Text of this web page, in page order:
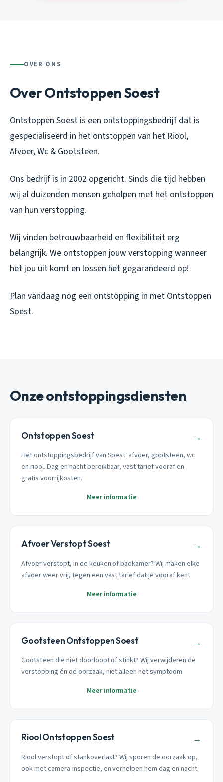
OVER ONS
Over Ontstoppen Soest
Ontstoppen Soest is een ontstoppingsbedrijf dat is
gespecialiseerd in het ontstoppen van het Riool,
Afvoer, Wc & Gootsteen.
Ons bedrijf is in 2002 opgericht. Sinds die tijd hebben
wij al duizenden mensen geholpen met het ontstoppen
van hun verstopping.
Wij vinden betrouwbaarheid en flexibiliteit erg
belangrijk. We ontstoppen jouw verstopping wanneer
het jou uit komt en lossen het gegarandeerd op!
Plan vandaag nog een ontstopping in met Ontstoppen
Soest.
Onze ontstoppingsdiensten
Ontstoppen Soest →
Hét ontstoppingsbedrijf van Soest: afvoer, gootsteen, wc
en riool. Dag en nacht bereikbaar, vast tarief vooraf en
gratis voorrijkosten.
Meer informatie
Afvoer Verstopt Soest →
Afvoer verstopt, in de keuken of badkamer? Wij maken elke
afvoer weer vrij, tegen een vast tarief dat je vooraf kent.
Meer informatie
Gootsteen Ontstoppen Soest →
Gootsteen die niet doorloopt of stinkt? Wij verwijderen de
verstopping én de oorzaak, niet alleen het symptoom.
Meer informatie
Riool Ontstoppen Soest →
Riool verstopt of stankoverlast? Wij sporen de oorzaak op,
ook met camera-inspectie, en verhelpen hem dag en nacht.